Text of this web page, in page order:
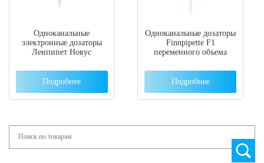
Одноканальные
электронные дозаторы
Ленпипет Новус
Подробнее
Одноканальные дозаторы
Finnpipette F1
переменного объема
Подробнее